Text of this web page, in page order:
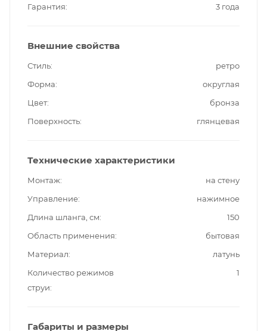
Гарантия 3 года
Внешние свойства
Стиль
ретро
Форма
округлая
Цвет
бронза
Поверхность
глянцевая
Технические характеристики
Монтаж
на стену
Управление
нажимное
Длина шланга, см
150
Область применения
бытовая
Материал
латунь
Количество режимов
струи
1
Габариты и размеры